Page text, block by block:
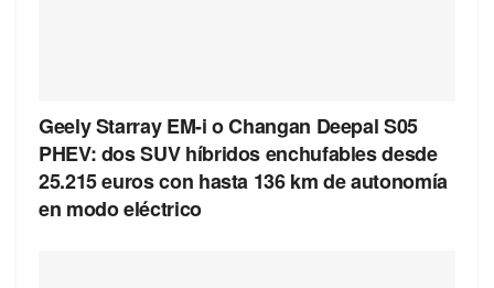
Geely Starray EM-i o Changan Deepal S05
PHEV: dos SUV híbridos enchufables desde
25.215 euros con hasta 136 km de autonomía
en modo eléctrico